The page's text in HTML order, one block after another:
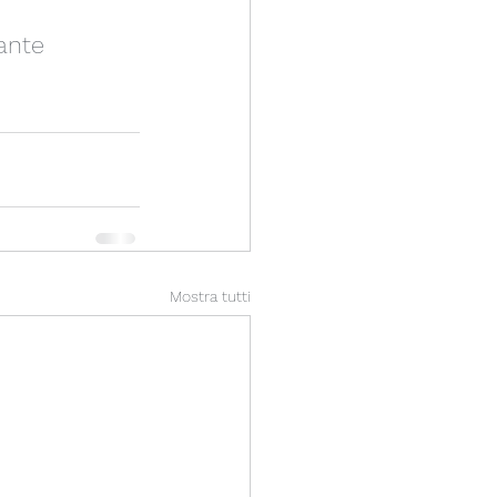
Mostra tutti